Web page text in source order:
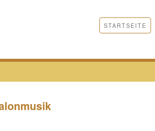
STARTSEITE